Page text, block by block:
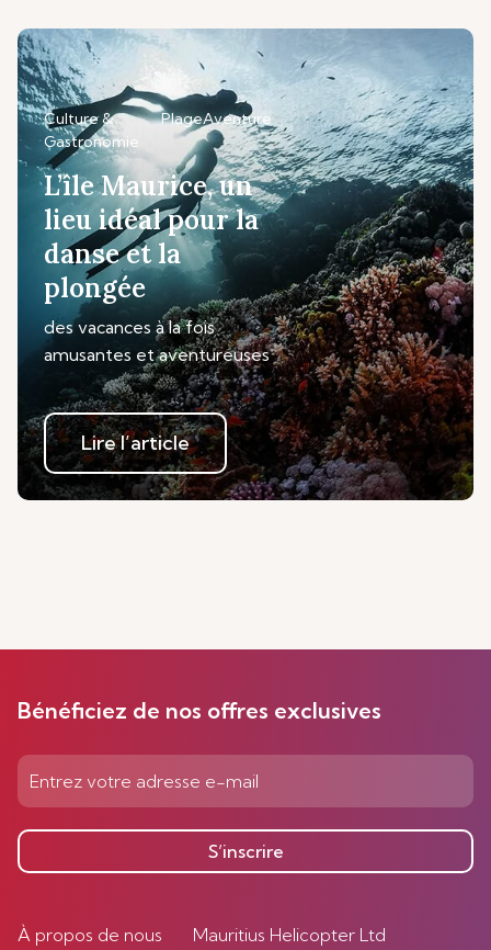
Culture &
Gastronomie
PlageAventure
L’île Maurice, un
lieu idéal pour la
danse et la
plongée
des vacances à la fois
amusantes et aventureuses
Lire l’article
Bénéficiez de nos offres exclusives
S’inscrire
À propos de nous
Mauritius Helicopter Ltd